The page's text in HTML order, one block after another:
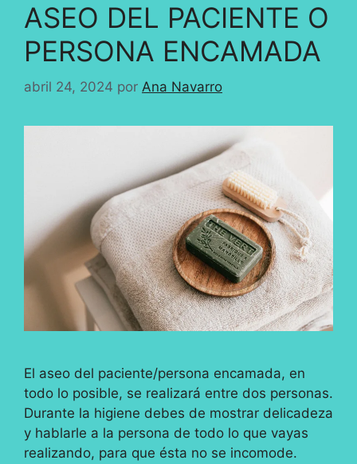
ASEO DEL PACIENTE O
PERSONA ENCAMADA
abril 24, 2024 por Ana Navarro
El aseo del paciente/persona encamada, en
todo lo posible, se realizará entre dos personas.
Durante la higiene debes de mostrar delicadeza
y hablarle a la persona de todo lo que vayas
realizando, para que ésta no se incomode.